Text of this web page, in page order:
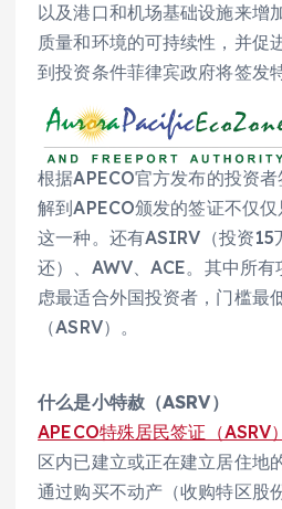
以及港口和机场基础设施来增
质量和环境的可持续性，并促
到投资条件菲律宾政府将签发
根据APECO官方发布的投资
解到APECO颁发的签证不仅仅
这一种。还有ASIRV（投资15
还）、AWV、ACE。其中所
虑最适合外国投资者，门槛最
（ASRV）。
什么是小特赦（ASRV）
APECO特殊居民签证（ASRV
区内已建立或正在建立居住地
通过购买不动产（收购特区股